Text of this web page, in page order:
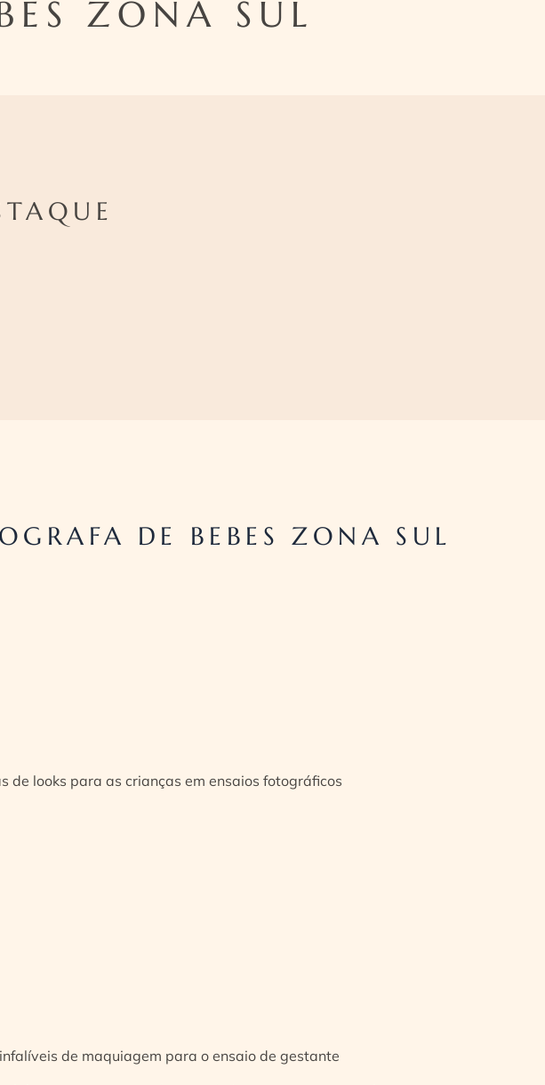
ZONA SUL
DE BEBES ZONA SUL
de looks para as crianças em ensaios fotográficos
de maquiagem para o ensaio de gestante